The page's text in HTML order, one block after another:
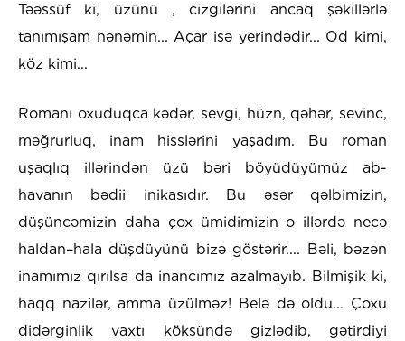
Təəssüf ki, üzünü , cizgilərini ancaq şəkillərlə
tanımışam nənəmin... Açar isə yerindədir... Od kimi,
köz kimi...
Romanı oxuduqca kədər, sevgi, hüzn, qəhər, sevinc,
məğrurluq, inam hisslərini yaşadım. Bu roman
uşaqlıq illərindən üzü bəri böyüdüyümüz ab-
havanın bədii inikasıdır. Bu əsər qəlbimizin,
düşüncəmizin daha çox ümidimizin o illərdə necə
haldan–hala düşdüyünü bizə göstərir.... Bəli, bəzən
inamımız qırılsa da inancımız azalmayıb. Bilmişik ki,
haqq nazilər, amma üzülməz! Belə də oldu... Çoxu
didərginlik vaxtı köksündə gizlədib, gətirdiyi